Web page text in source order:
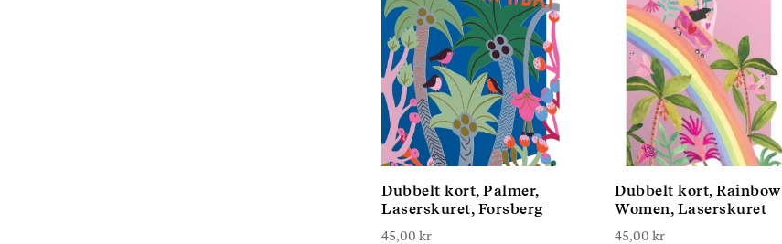
Dubbelt kort, Palmer,
Laserskuret, Forsberg
45,00 kr
Dubbelt kort, Rainbow
Women, Laserskuret
45,00 kr